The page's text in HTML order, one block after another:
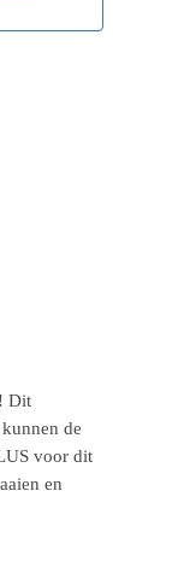
Dit
de
voor dit
en